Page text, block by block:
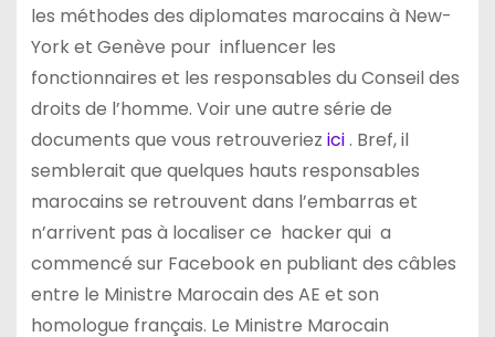
les méthodes des diplomates marocains à New-
York et Genève pour influencer les
fonctionnaires et les responsables du Conseil des
droits de l’homme. Voir une autre série de
documents que vous retrouveriez ici. Bref, il
semblerait que quelques hauts responsables
marocains se retrouvent dans l’embarras et
n’arrivent pas à localiser ce hacker qui a
commencé sur Facebook en publiant des câbles
entre le Ministre Marocain des AE et son
homologue français. Le Ministre Marocain